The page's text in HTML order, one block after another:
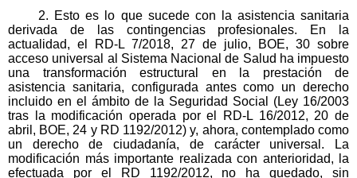
2. Esto es lo que sucede con la asistencia sanitaria
derivada de las contingencias profesionales. En la
actualidad, el RD-L 7/2018, 27 de julio, BOE, 30 sobre
acceso universal al Sistema Nacional de Salud ha impuesto
una transformación estructural en la prestación de
asistencia sanitaria, configurada antes como un derecho
incluido en el ámbito de la Seguridad Social (Ley 16/2003
tras la modificación operada por el RD-L 16/2012, 20 de
abril, BOE, 24 y RD 1192/2012) y, ahora, contemplado como
un derecho de ciudadanía, de carácter universal. La
modificación más importante realizada con anterioridad, la
efectuada por el RD 1192/2012, no ha quedado, sin